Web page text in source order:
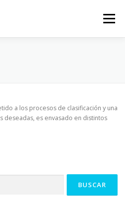
Menu
a los procesos de clasificación y una
deseadas, es envasado en distintos